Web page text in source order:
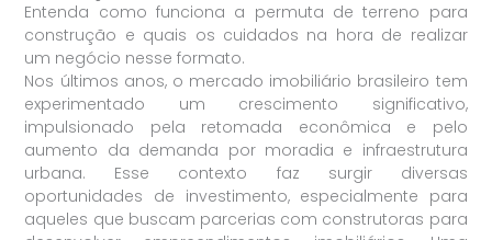
Entenda como funciona a permuta de terreno para
construção e quais os cuidados na hora de realizar
um negócio nesse formato.
Nos últimos anos, o mercado imobiliário brasileiro tem
experimentado um crescimento significativo,
impulsionado pela retomada econômica e pelo
aumento da demanda por moradia e infraestrutura
urbana. Esse contexto faz surgir diversas
oportunidades de investimento, especialmente para
aqueles que buscam parcerias com construtoras para